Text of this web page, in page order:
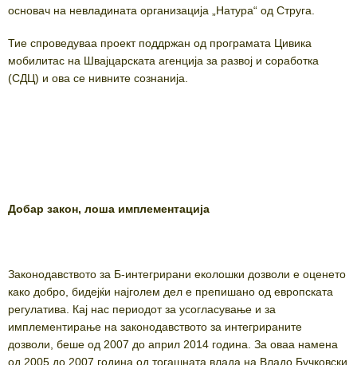
основач на невладината организација „Натура“ од Струга.
Тие спроведуваа проект поддржан од програмата Цивика
мобилитас на Швајцарската агенција за развој и соработка
(СДЦ) и ова се нивните сознанија.
Добар закон, лоша имплементација
Законодавството за Б-интегрирани еколошки дозволи е оценето
како добро, бидејќи најголем дел е препишано од европската
регулатива. Кај нас периодот за усогласување и за
имплементирање на законодавството за интегрираните
дозволи, беше од 2007 до април 2014 година. За оваа намена
од 2005 до 2007 година од тогашната влада на Владо Бучковски